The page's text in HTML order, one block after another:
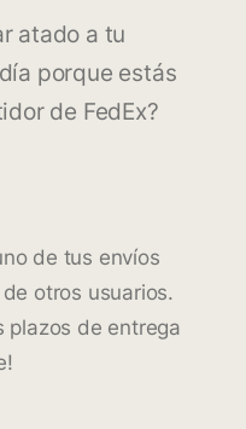
atado a tu
porque estás
de FedEx?
de tus envíos
otros usuarios.
plazos de entrega